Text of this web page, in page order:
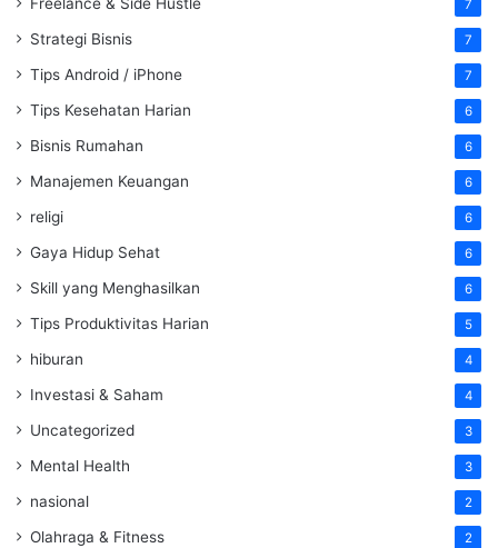
Freelance & Side Hustle 7
Strategi Bisnis 7
Tips Android / iPhone 7
Tips Kesehatan Harian 6
Bisnis Rumahan 6
Manajemen Keuangan 6
religi 6
Gaya Hidup Sehat 6
Skill yang Menghasilkan 6
Tips Produktivitas Harian 5
hiburan 4
Investasi & Saham 4
Uncategorized 3
Mental Health 3
nasional 2
Olahraga & Fitness 2